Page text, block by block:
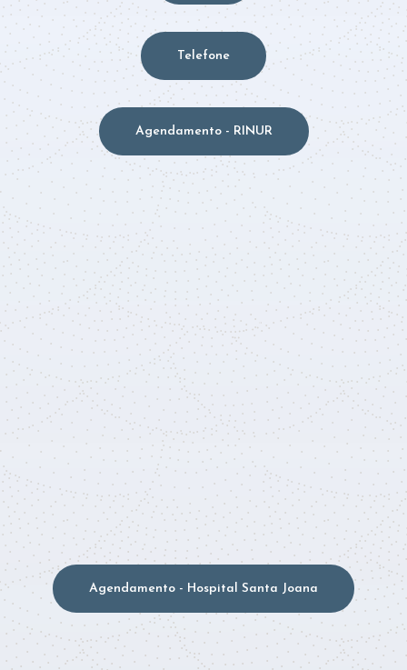
Telefone
Agendamento - RINUR
Agendamento - Hospital Santa Joana